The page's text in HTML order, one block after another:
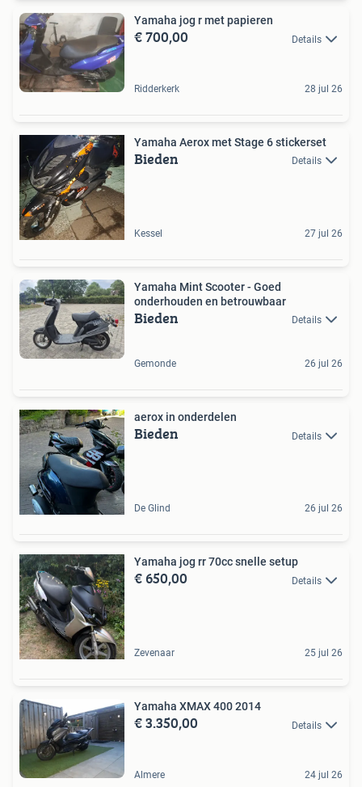
Yamaha jog r met papieren
€ 700,00 Details
Ridderkerk 28 jul 26
Yamaha Aerox met Stage 6 stickerset
Bieden Details
Kessel 27 jul 26
Yamaha Mint Scooter - Goed
onderhouden en betrouwbaar
Bieden Details
Gemonde 26 jul 26
aerox in onderdelen
Bieden Details
De Glind 26 jul 26
Yamaha jog rr 70cc snelle setup
€ 650,00 Details
Zevenaar 25 jul 26
Yamaha XMAX 400 2014
€ 3.350,00 Details
Almere 24 jul 26